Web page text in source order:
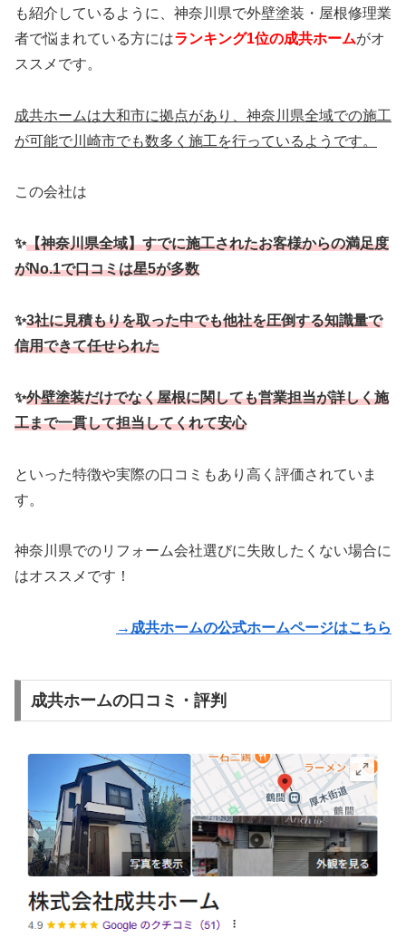
も紹介しているように、神奈川県で外壁塗装・屋根修理業
者で悩まれている方にはランキング1位の成共ホームがオ
ススメです。
成共ホームは大和市に拠点があり、神奈川県全域での施工
が可能で川崎市でも数多く施工を行っているようです。
この会社は
✨【神奈川県全域】すでに施工されたお客様からの満足度
がNo.1で口コミは星5が多数
✨3社に見積もりを取った中でも他社を圧倒する知識量で
信用できて任せられた
✨外壁塗装だけでなく屋根に関しても営業担当が詳しく施
工まで一貫して担当してくれて安心
といった特徴や実際の口コミもあり高く評価されていま
す。
神奈川県でのリフォーム会社選びに失敗したくない場合に
はオススメです！
→成共ホームの公式ホームページはこちら
成共ホームの口コミ・評判